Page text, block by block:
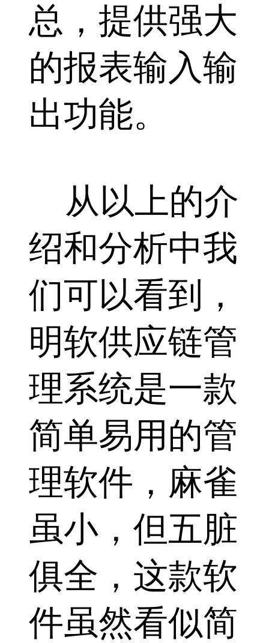
总，提供强大
的报表输入输
出功能。
从以上的介
绍和分析中我
们可以看到，
明软供应链管
理系统是一款
简单易用的管
理软件，麻雀
虽小，但五脏
俱全，这款软
件虽然看似简